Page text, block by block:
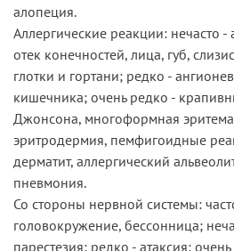
алопеция.
Аллергические реакции: нечасто -
отек конечностей, лица, губ,
глотки и гортани; редко -
кишечника; очень редко -
Джонсона, многоформная эритема,
эритродермия, пемфигоидные
дерматит, аллергический
пневмония.
Со стороны нервной системы:
головокружение, бессонница;
парестезия; редко - атаксия;